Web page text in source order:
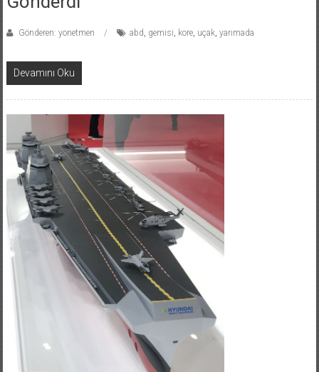
Gönderen: yonetmen abd, gemisi, kore, uçak, yarımada
Devamını Oku